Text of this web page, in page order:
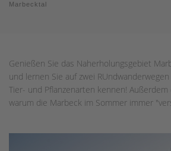
Marbecktal
Genießen Sie das Naherholungsgebiet
und lernen Sie auf zwei
Tier- und Pflanzenarten kennen! Außerdem
warum die Marbeck im Sommer immer